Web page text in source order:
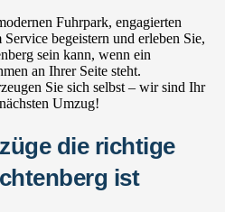
Fuhrpark, engagierten
begeistern und erleben Sie,
sein kann, wenn ein
an Ihrer Seite steht.
Sie sich selbst – wir sind Ihr
Umzug!
die richtige
ist